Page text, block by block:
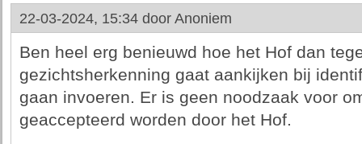
22-03-2024, 15:34 door Anoniem
Ben heel erg benieuwd hoe het Hof dan
gezichtsherkenning gaat aankijken bij
gaan invoeren. Er is geen noodzaak voor
geaccepteerd worden door het Hof.